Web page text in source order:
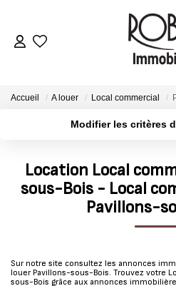
Accueil A louer Local commercial
Modifier les critères
Sélectionnez...
Type de bien
Location Local
sous-Bois - Local
Pavillons-
Sur notre site consultez les annonces
louer Pavillons-sous-Bois. Trouvez votre
sous-Bois grâce aux annonces immobilières